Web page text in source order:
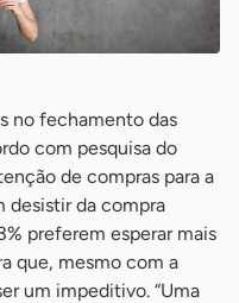
no fechamento das
com pesquisa do
de compras para a
desistir da compra
preferem esperar mais
que, mesmo com a
um impeditivo. “Uma